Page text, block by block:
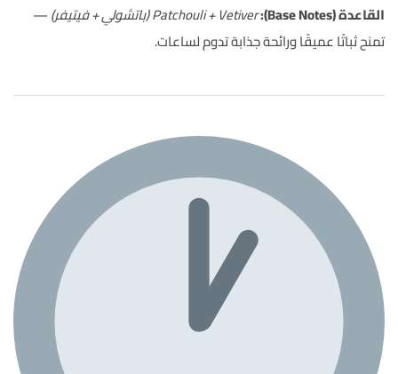
القاعدة (Base Notes): Patchouli + Vetiver (باتشولي + فيتيفر)
—
تمنح ثباتًا عميقًا ورائحة جذابة تدوم لساعات.